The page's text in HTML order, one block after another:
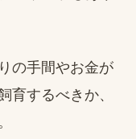
の手間やお金が
育するべきか、